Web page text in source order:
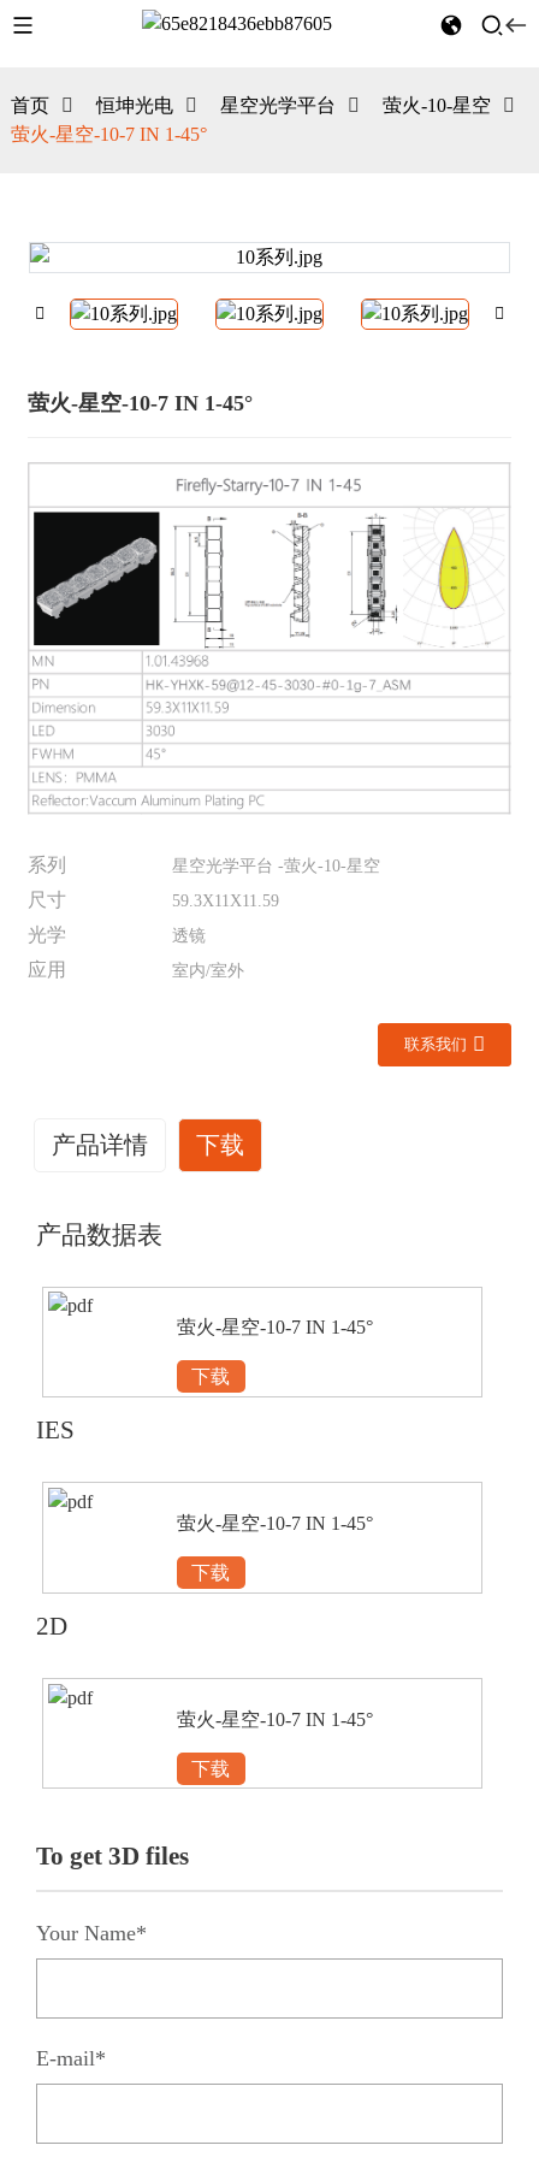
首页 恒坤光电 星空光学平台
萤火-10-星空
萤火-星空-10-7 IN 1-45°
萤火-星空-10-7 IN 1-45°
系列 星空光学平台 -萤火-10-星空
尺寸 59.3X11X11.59
光学 透镜
应用 室内/室外
联系我们
产品详情 下载
产品数据表
萤火-星空-10-7 IN 1-45°
下载
IES
萤火-星空-10-7 IN 1-45°
下载
2D
萤火-星空-10-7 IN 1-45°
下载
To get 3D files
Your Name*
E-mail*